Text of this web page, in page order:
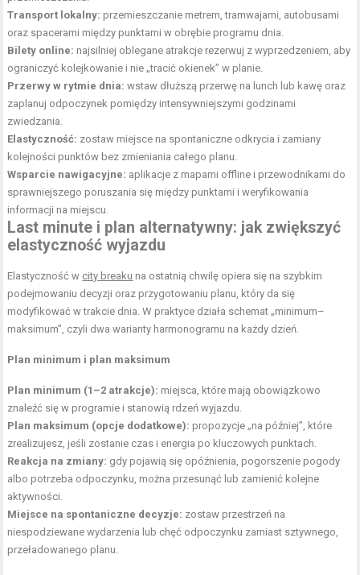
Transport lokalny: przemieszczanie metrem, tramwajami, autobusami
oraz spacerami między punktami w obrębie programu dnia.
Bilety online: najsilniej oblegane atrakcje rezerwuj z wyprzedzeniem, aby
ograniczyć kolejkowanie i nie „tracić okienek” w planie.
Przerwy w rytmie dnia: wstaw dłuższą przerwę na lunch lub kawę oraz
zaplanuj odpoczynek pomiędzy intensywniejszymi godzinami
zwiedzania.
Elastyczność: zostaw miejsce na spontaniczne odkrycia i zamiany
kolejności punktów bez zmieniania całego planu.
Wsparcie nawigacyjne: aplikacje z mapami offline i przewodnikami do
sprawniejszego poruszania się między punktami i weryfikowania
informacji na miejscu.
Last minute i plan alternatywny: jak zwiększyć
elastyczność wyjazdu
Elastyczność w city breaku na ostatnią chwilę opiera się na szybkim
podejmowaniu decyzji oraz przygotowaniu planu, który da się
modyfikować w trakcie dnia. W praktyce działa schemat „minimum–
maksimum”, czyli dwa warianty harmonogramu na każdy dzień.
Plan minimum i plan maksimum
Plan minimum (1–2 atrakcje): miejsca, które mają obowiązkowo
znaleźć się w programie i stanowią rdzeń wyjazdu.
Plan maksimum (opcje dodatkowe): propozycje „na później”, które
zrealizujesz, jeśli zostanie czas i energia po kluczowych punktach.
Reakcja na zmiany: gdy pojawią się opóźnienia, pogorszenie pogody
albo potrzeba odpoczynku, można przesunąć lub zamienić kolejne
aktywności.
Miejsce na spontaniczne decyzje: zostaw przestrzeń na
niespodziewane wydarzenia lub chęć odpoczynku zamiast sztywnego,
przeładowanego planu.